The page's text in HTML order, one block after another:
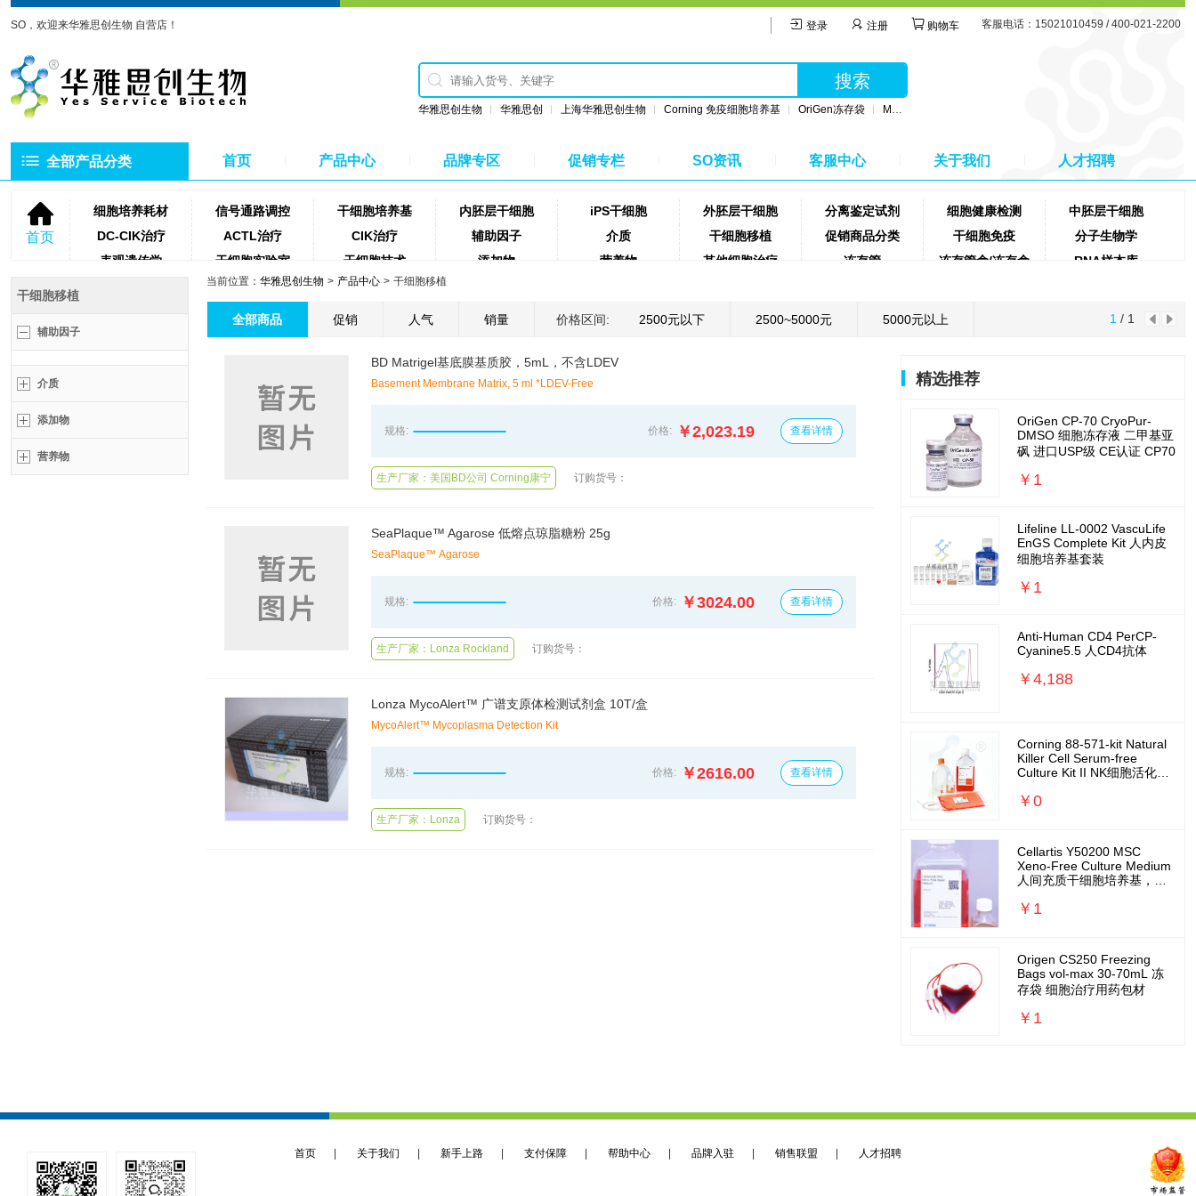
SO，欢迎来华雅思创生物 自营店！ 登录 注册 购物车 客服电话：15021010459 / 400-021-2200
搜索
华雅思创生物 华雅思创 上海华雅思创生物 Corning 免疫细胞培养基 OriGen冻存袋 MSC无血清培养基
全部产品分类 首页 产品中心 品牌专区 促销专栏 SO资讯 客服中心 关于我们 人才招聘
首页
细胞培养耗材 信号通路调控 干细胞培养基 内胚层干细胞 iPS干细胞 外胚层干细胞 分离鉴定试剂 细胞健康检测
中胚层干细胞
DC-CIK治疗
ACTL治疗 CIK治疗 辅助因子 介质 干细胞移植 促销商品分类 干细胞免疫
分子生物学
表观遗传学
干细胞实验室 干细胞技术 添加物 营养物 其他细胞治疗 冻存管 冻存管盒/冻存盒
RNA样本库
微生物培养基 琼脂糖
牛血清 蛋白定量试剂盒
测序相关试剂耗材 PCR相关试剂 实验室耗材
干细胞移植
辅助因子
介质
添加物
营养物
当前位置： 华雅思创生物 产品中心 干细胞移植
全部商品 促销 人气 销量 价格区间: 2500元以下 2500~5000元 5000元以上 1 / 1
BD Matrigel基底膜基质胶，5mL，不含LDEV
Basement Membrane Matrix, 5 ml *LDEV-Free
规格: 价格: ￥2,023.19 查看详情
生产厂家：美国BD公司 Corning康宁 订购货号：
SeaPlaque™ Agarose 低熔点琼脂糖粉 25g
SeaPlaque™ Agarose
规格: 价格: ￥3024.00 查看详情
生产厂家：Lonza Rockland 订购货号：
Lonza MycoAlert™ 广谱支原体检测试剂盒 10T/盒
MycoAlert™ Mycoplasma Detection Kit
规格: 价格: ￥2616.00 查看详情
生产厂家：Lonza 订购货号：
精选推荐
OriGen CP-70 CryoPur-
DMSO 细胞冻存液 二甲基亚
砜 进口USP级 CE认证 CP70
￥1
Lifeline LL-0002 VascuLife
EnGS Complete Kit 人内皮
细胞培养基套装
￥1
Anti-Human CD4 PerCP-
Cyanine5.5 人CD4抗体
￥4,188
Corning 88-571-kit Natural
Killer Cell Serum-free
Culture Kit II NK细胞活化扩
￥0
Cellartis Y50200 MSC
Xeno-Free Culture Medium
人间充质干细胞培养基，无
￥1
Origen CS250 Freezing
Bags vol-max 30-70mL 冻
存袋 细胞治疗用药包材
￥1
首页 关于我们 新手上路 支付保障 帮助中心 品牌入驻 销售联盟 人才招聘